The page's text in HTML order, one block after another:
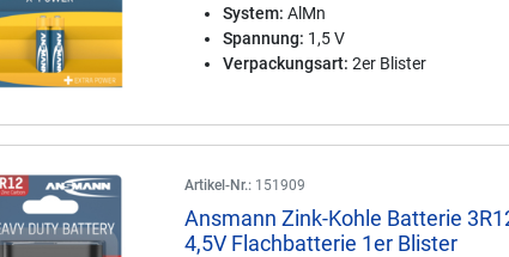
System: AlMn
Spannung: 1,5 V
Verpackungsart: 2er Blister
Artikel-Nr.: 151909
Ansmann Zink-Kohle Batterie
4,5V Flachbatterie 1er Blister